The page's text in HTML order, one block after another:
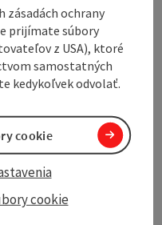
Nearby
zásadách ochrany
prijímate súbory
z USA), ktoré
samostatných
kedykoľvek odvolať.
cookie
cookie